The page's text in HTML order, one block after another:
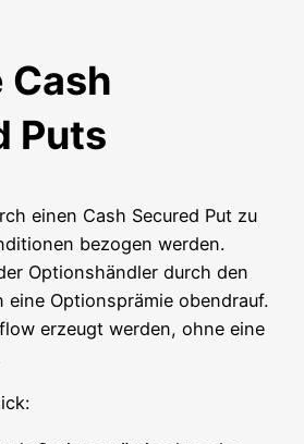
Puts
einen Cash Secu­red Put zu
bezo­gen wer­den.
Opti­ons­händ­ler durch den
eine Opti­ons­prä­mie oben­drauf.
erzeugt wer­den, ohne eine